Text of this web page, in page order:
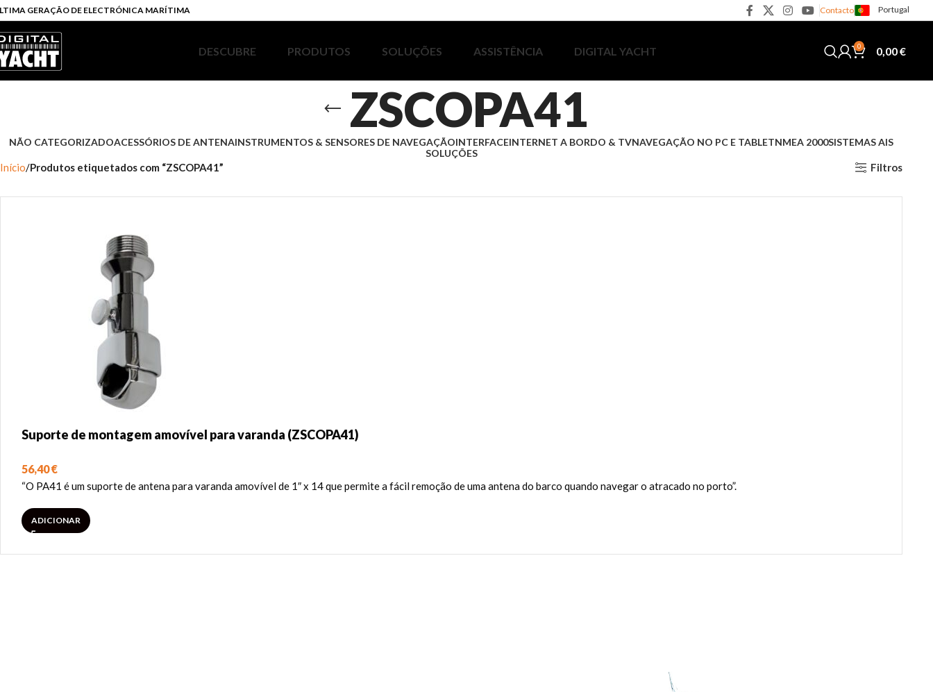
GERAÇÃO DE ELECTRÓNICA MARÍTIMA Contacto Portugal
DESCUBRE PRODUTOS SOLUÇÕES ASSISTÊNCIA DIGITAL YACHT 0 0,00€
ZSCOPA41
NÃO CATEGORIZADOACESSÓRIOS DE ANTENAINSTRUMENTOS & SENSORES DE NAVEGAÇÃOINTERFACEINTERNET A BORDO & TVNAVEGAÇÃO NO PC E TABLETNMEA 2000SISTEMAS AIS
SOLUÇÕES
Início Produtos etiquetados com “ZSCOPA41” Filtros
Suporte de montagem amovível para varanda (ZSCOPA41)
56,40€
“O PA41 é um suporte de antena para varanda amovível de 1″ x 14 que permite a fácil remoção de uma antena do barco quando navegar o atracado no porto”.
ADICIONAR